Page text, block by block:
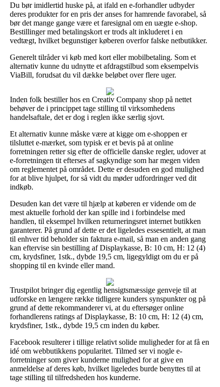
Du bør imidlertid huske på, at ifald en e-forhandler udbyder
deres produkter for en pris der anses for hamrende favorabel, så
bør det mange gange være et faresignal om en uægte e-shop.
Bestillinger med betalingskort er trods alt inkluderet i en
vedtægt, hvilket begunstiger køberen overfor falske netbutikker.
Generelt tilråder vi køb med kort eller mobilbetaling. Som et
alternativ kunne du udnytte et afdragstilbud som eksempelvis
ViaBill, forudsat du vil dække beløbet over flere uger.
Inden folk bestiller hos en Creativ Company shop på nettet
behøver de i princippet tage stilling til virksomhedens
handelsaftale, det er dog i reglen ikke særlig sjovt.
Et alternativ kunne måske være at kigge om e-shoppen er
tilsluttet e-mærket, som typisk er et bevis på at online
forretningen retter sig efter de officielle danske regler, udover at
e-forretningen tit efterses af sagkyndige som har megen viden
om reglementet på området. Dette er desuden en god mulighed
for at blive hjulpet, for så vidt du møder udfordringer ved dit
indkøb.
Desuden kan det være til hjælp at køberen er vidende om de
mest aktuelle forhold der kan spille ind i forbindelse med
handlen, til eksempel hvilken returneringsret internet butikken
garanterer. På grund af dette er det ligeledes essesentielt, at man
til enhver tid beholder sin faktura e-mail, så man en anden gang
kan eftervise sin bestilling af Displaykasse, B: 10 cm, H: 12 (4)
cm, krydsfiner, 1stk., dybde 19,5 cm, ligegyldigt om du er på
shopping til en kvinde eller mand.
Trustpilot bringer dig egentlig hensigtsmæssige genveje til at
udforske en længere række tidligere kunders synspunkter og på
grund af dette rekommanderer vi, at du eftersøger online
forhandlerens ratings af Displaykasse, B: 10 cm, H: 12 (4) cm,
krydsfiner, 1stk., dybde 19,5 cm inden du køber.
Facebook resulterer i tillige relativt solide muligheder for at få en
idé om webbutikkens popularitet. Tilmed ser vi nogle e-
forretninger som giver kunderne mulighed for at give en
anmeldelse af deres køb, hvilket ligeledes burde benyttes til at
tage stilling til tilfredsheden hos kunderne.